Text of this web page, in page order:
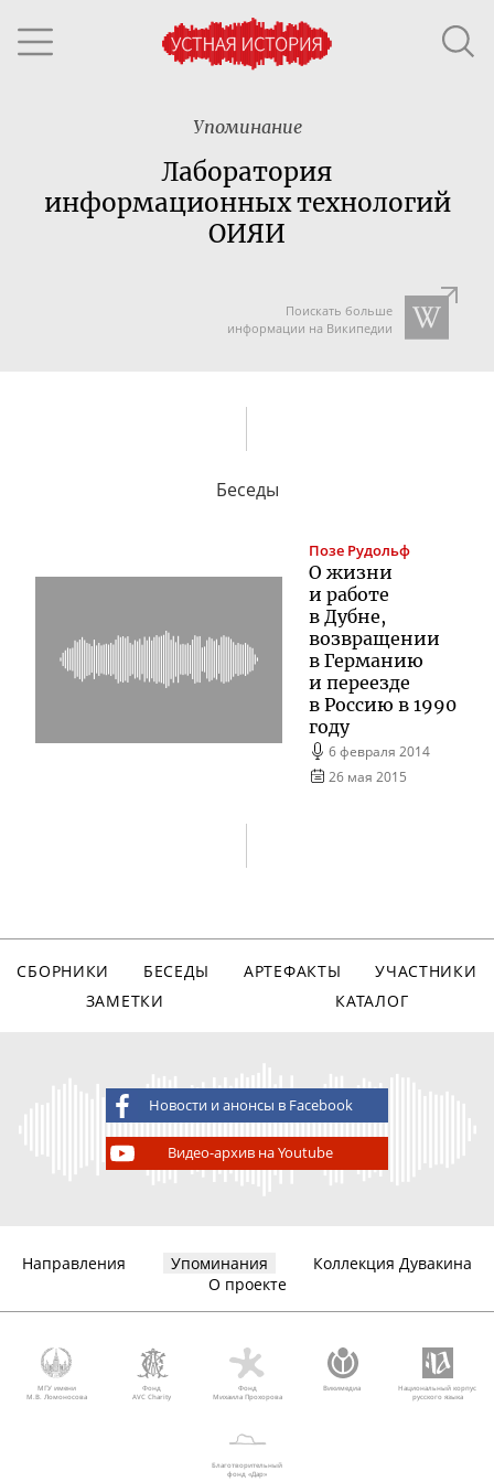
Упоминание
Лаборатория
информационных технологий
ОИЯИ
Поискать больше
информации на Википедии
Беседы
Позе Рудольф
О жизни
и работе
в Дубне,
возвращении
в Германию
и переезде
в Россию в 1990
году
6 февраля 2014
26 мая 2015
СБОРНИКИ БЕСЕДЫ АРТЕФАКТЫ
УЧАСТНИКИ
ЗАМЕТКИ
КАТАЛОГ
Новости и анонсы в Facebook
Видео-архив на Youtube
Направления Упоминания
Коллекция Дувакина
О проекте
МГУ имени
М.В. Ломоносова
Фонд
AVC Charity
Фонд
Михаила Прохорова
Викимедиа
Национальный корпус
русского языка
Благотворительный
фонд «Дар»